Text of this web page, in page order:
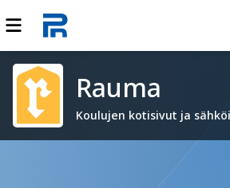
Rauma
Koulujen kotisivut ja